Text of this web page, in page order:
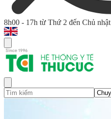
8h00 - 17h từ Thứ 2 đến Chủ nhật